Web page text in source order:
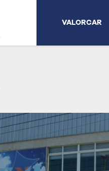
VALORCAR